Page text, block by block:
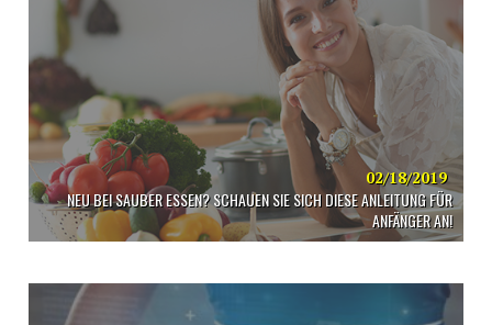
02/18/2019
NEU BEI SAUBER ESSEN? SCHAUEN SIE SICH DIESE ANLEITUNG FÜR
ANFÄNGER AN!